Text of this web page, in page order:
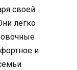
своей
легко
и